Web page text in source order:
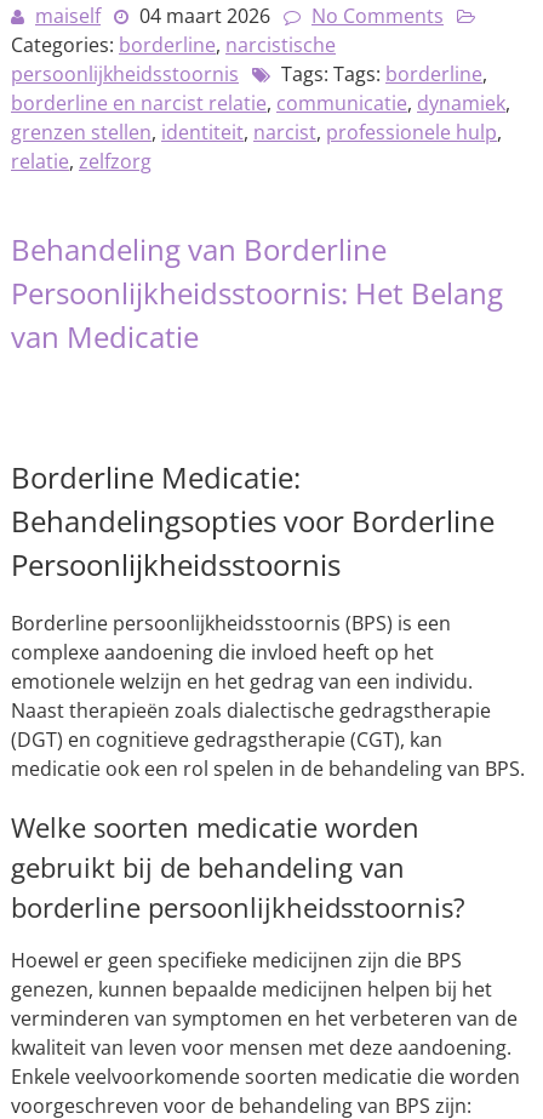
maiself
04 maart 2026
No Comments
Categories: borderline, narcistische
persoonlijkheidsstoornis
Tags: Tags: borderline,
borderline en narcist relatie, communicatie, dynamiek,
grenzen stellen, identiteit, narcist, professionele hulp,
relatie, zelfzorg
Behandeling van Borderline
Persoonlijkheidsstoornis: Het Belang
van Medicatie
Borderline Medicatie:
Behandelingsopties voor Borderline
Persoonlijkheidsstoornis
Borderline persoonlijkheidsstoornis (BPS) is een
complexe aandoening die invloed heeft op het
emotionele welzijn en het gedrag van een individu.
Naast therapieën zoals dialectische gedragstherapie
(DGT) en cognitieve gedragstherapie (CGT), kan
medicatie ook een rol spelen in de behandeling van BPS.
Welke soorten medicatie worden
gebruikt bij de behandeling van
borderline persoonlijkheidsstoornis?
Hoewel er geen specifieke medicijnen zijn die BPS
genezen, kunnen bepaalde medicijnen helpen bij het
verminderen van symptomen en het verbeteren van de
kwaliteit van leven voor mensen met deze aandoening.
Enkele veelvoorkomende soorten medicatie die worden
voorgeschreven voor de behandeling van BPS zijn: